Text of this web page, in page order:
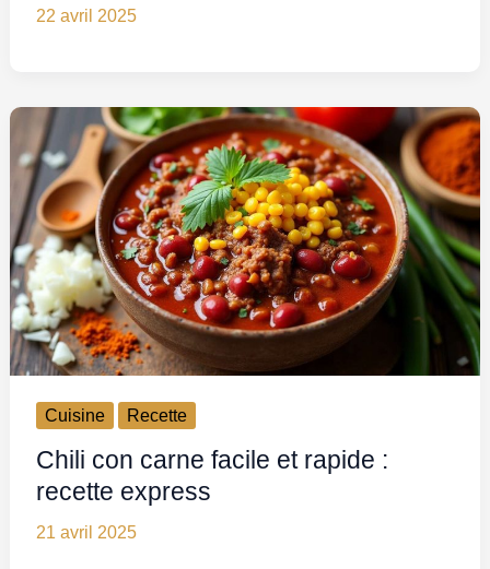
22 avril 2025
Cuisine Recette
Chili con carne facile et rapide :
recette express
21 avril 2025